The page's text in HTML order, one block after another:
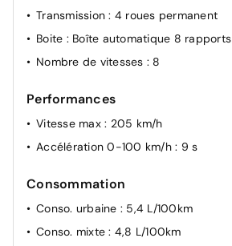
Transmission: 4 roues permanent
Boite : Boîte automatique 8 rapports
Nombre de vitesses : 8
Performances
Vitesse max : 205 km/h
Accélération 0-100 km/h : 9 s
Consommation
Conso. urbaine : 5,4 L/100km
Conso. mixte: 4,8 L/100km